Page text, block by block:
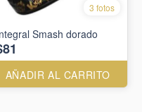
3 fotos
Smash dorado
AÑADIR AL CARRITO